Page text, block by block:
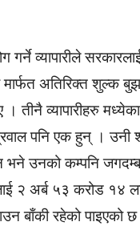
गर्ने व्यापारीले
अतिरिक्त शुल्क
। तीनै व्यापारीहरु
पनि एक हुन् ।
भने उनको कम्पनि
२ अर्ब ५३ करोड १४
बाँकी रहेको पाइएको छ